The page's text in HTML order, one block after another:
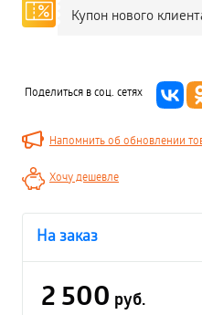
Купон нового
Поделиться в соц. сетях
Напомнить об обновлении
Хочу дешевле
На заказ
2 500 руб.